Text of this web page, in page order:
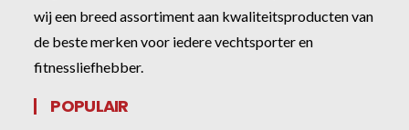
wij een breed assortiment aan kwaliteitsproducten van
de beste merken voor iedere vechtsporter en
fitnessliefhebber.
POPULAIR